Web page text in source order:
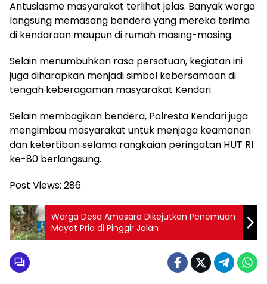
Antusiasme masyarakat terlihat jelas. Banyak warga
langsung memasang bendera yang mereka terima
di kendaraan maupun di rumah masing-masing.
Selain menumbuhkan rasa persatuan, kegiatan ini
juga diharapkan menjadi simbol kebersamaan di
tengah keberagaman masyarakat Kendari.
Selain membagikan bendera, Polresta Kendari juga
mengimbau masyarakat untuk menjaga keamanan
dan ketertiban selama rangkaian peringatan HUT RI
ke-80 berlangsung.
Post Views: 286
Warga Desa Amasara Dikejutkan Penemuan
Mayat Pria di Pinggir Jalan